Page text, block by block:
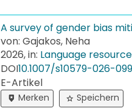
A survey of gender bias
von: Gajakos, Neha
2026, in: Language
DOI10.​1007/​s10579-​026-​
E-Artikel
Merken Speichern